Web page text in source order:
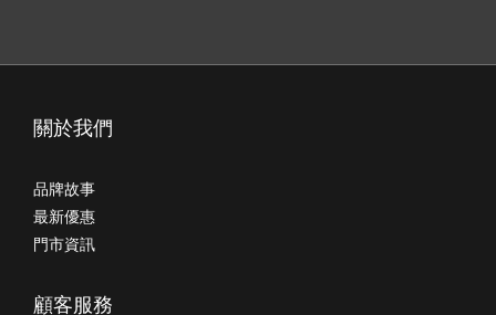
關於我們
品牌故事
最新優惠
門市資訊
顧客服務